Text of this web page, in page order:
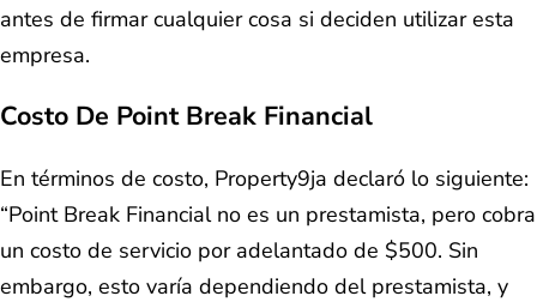
antes de firmar cualquier cosa si deciden utilizar esta
empresa.
Costo De Point Break Financial
En términos de costo, Property9ja declaró lo siguiente:
“Point Break Financial no es un prestamista, pero cobra
un costo de servicio por adelantado de $500. Sin
embargo, esto varía dependiendo del prestamista, y